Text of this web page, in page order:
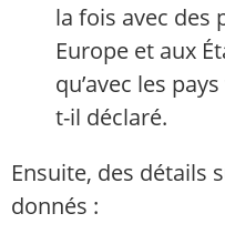
la fois avec des
Europe et aux
qu’avec les
t-il déclaré.
Ensuite, des détails
donnés :